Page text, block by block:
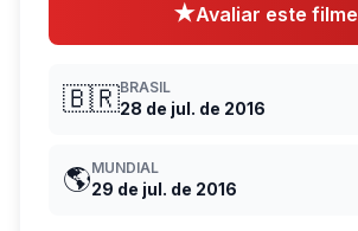
★Avaliar este filme
🇧🇷BRASIL
28 de jul. de 2016
🌎MUNDIAL
29 de jul. de 2016